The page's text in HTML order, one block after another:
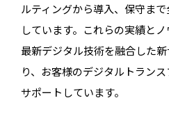
ルティングから導入、保守ま
しています。これらの実績と
最新デジタル技術を融合した
り、お客様のデジタルトラン
サポートしています。